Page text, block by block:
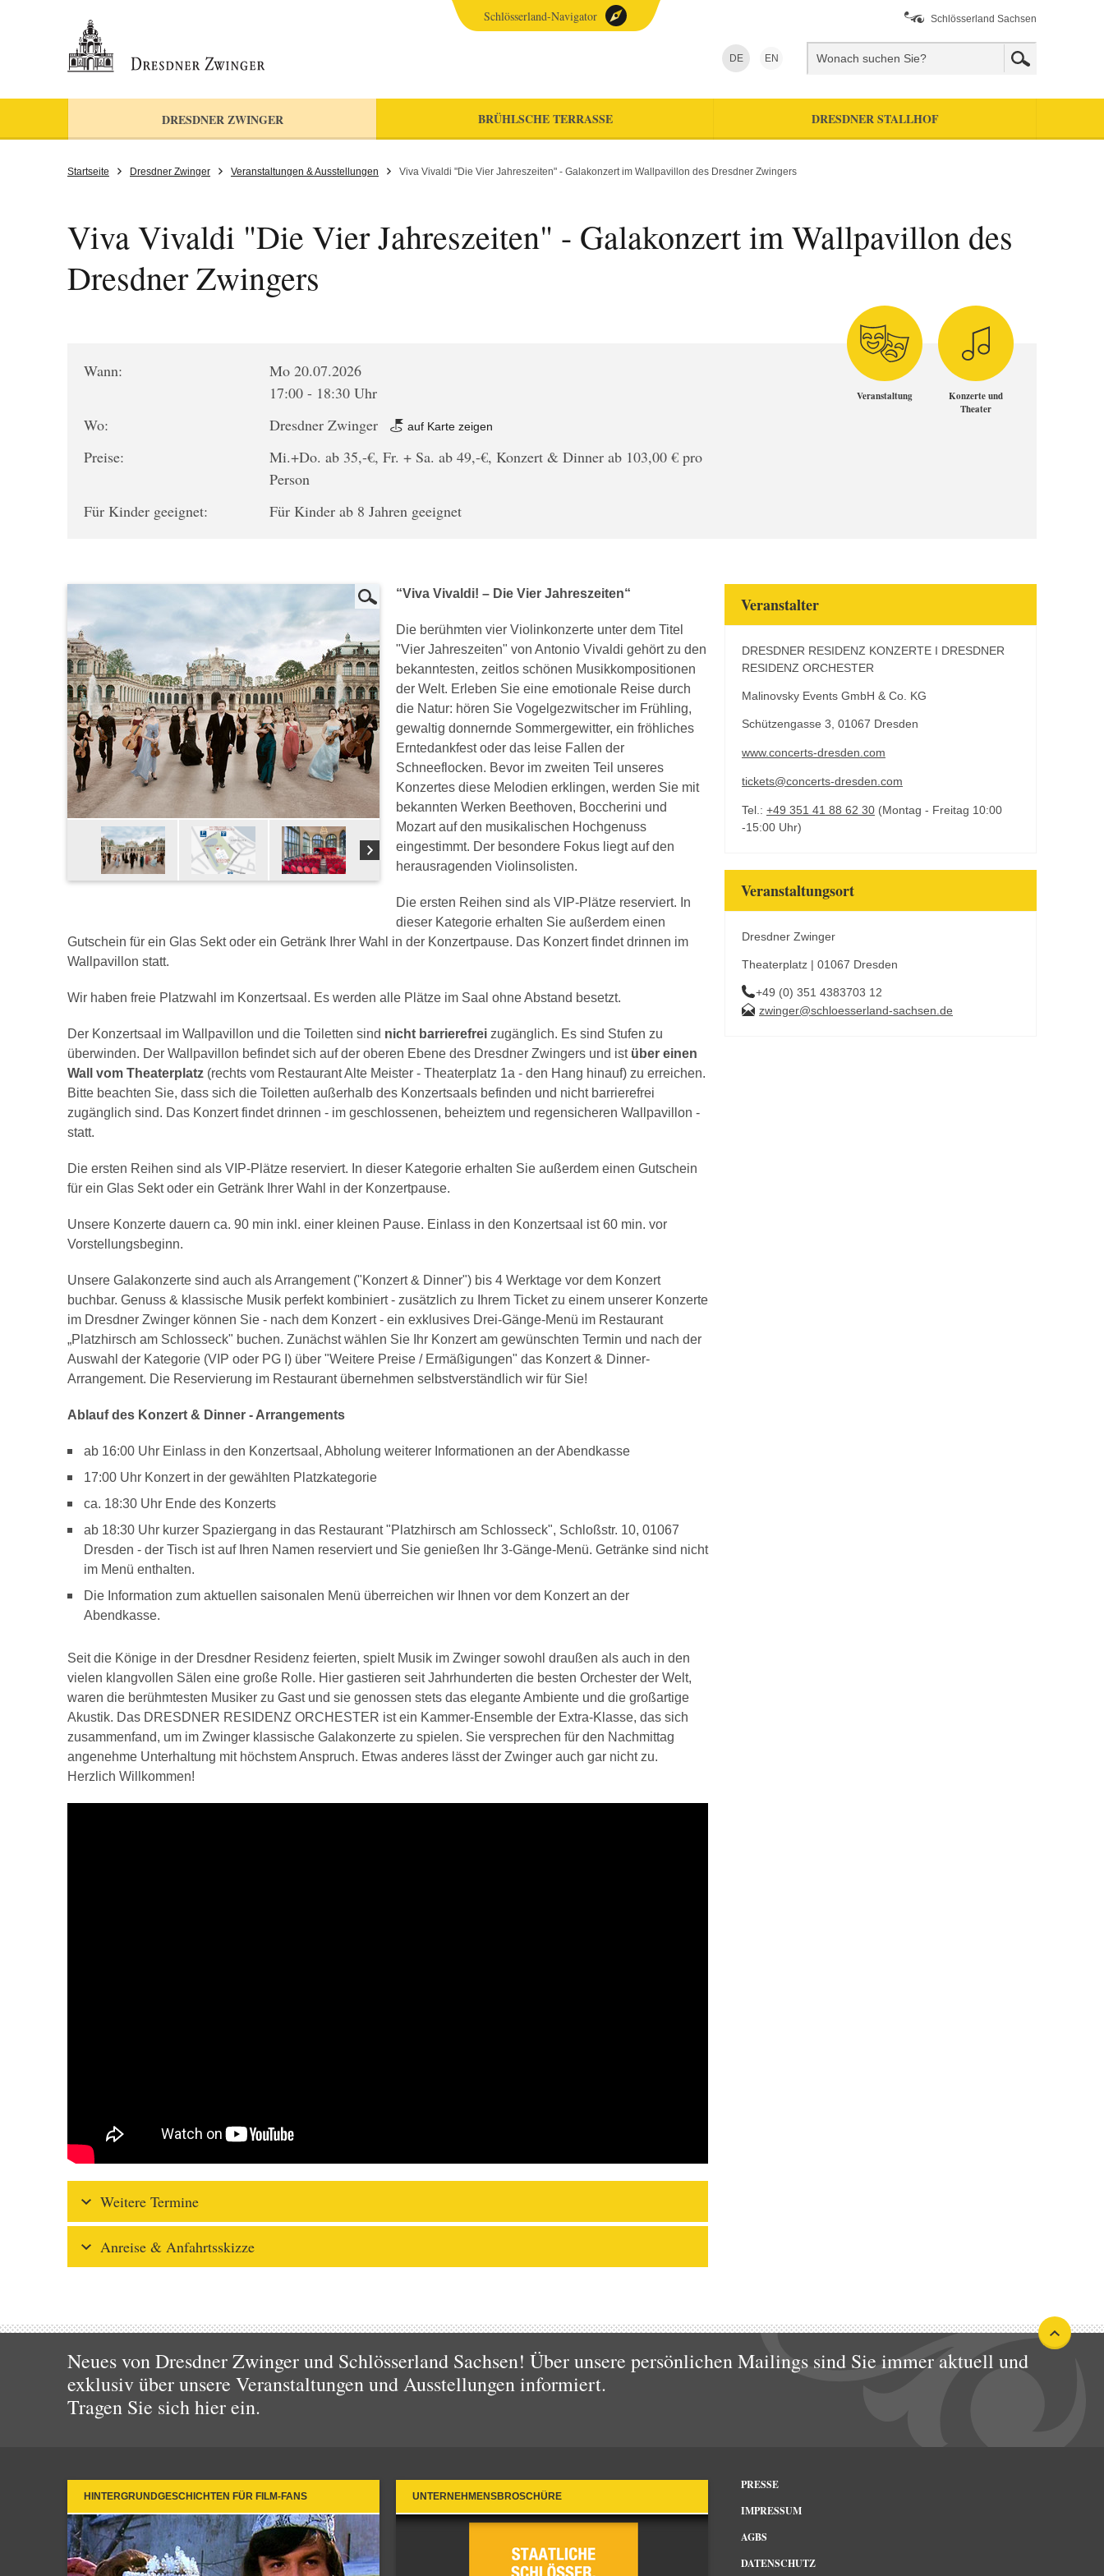
Schlösserland Sachsen
DE EN
DRESDNER ZWINGER BRÜHLSCHE TERRASSE DRESDNER STALLHOF
Schlösserland-Navigator
Startseite Dresdner Zwinger Veranstaltungen & Ausstellungen Viva Vivaldi "Die Vier Jahreszeiten" - Galakonzert im Wallpavillon des Dresdner Zwingers
Viva Vivaldi "Die Vier Jahreszeiten" - Galakonzert im Wallpavillon des
Dresdner Zwingers
Wann:
Mo 20.07.2026
17:00 - 18:30 Uhr
Wo:
Dresdner Zwinger auf Karte zeigen
Preise:
Mi.+Do. ab 35,-€, Fr. + Sa. ab 49,-€, Konzert & Dinner ab 103,00 € pro
Person
Für Kinder geeignet:
Für Kinder ab 8 Jahren geeignet
Veranstaltung
Konzerte und
Theater
“Viva Vivaldi! – Die Vier Jahreszeiten“
Die berühmten vier Violinkonzerte unter dem Titel
"Vier Jahreszeiten" von Antonio Vivaldi gehört zu den
bekanntesten, zeitlos schönen Musikkompositionen
der Welt. Erleben Sie eine emotionale Reise durch
die Natur: hören Sie Vogelgezwitscher im Frühling,
gewaltig donnernde Sommergewitter, ein fröhliches
Erntedankfest oder das leise Fallen der
Schneeflocken. Bevor im zweiten Teil unseres
Konzertes diese Melodien erklingen, werden Sie mit
bekannten Werken Beethoven, Boccherini und
Mozart auf den musikalischen Hochgenuss
eingestimmt. Der besondere Fokus liegt auf den
herausragenden Violinsolisten.
Die ersten Reihen sind als VIP-Plätze reserviert. In
dieser Kategorie erhalten Sie außerdem einen
Gutschein für ein Glas Sekt oder ein Getränk Ihrer Wahl in der Konzertpause. Das Konzert findet drinnen im
Wallpavillon statt.
Wir haben freie Platzwahl im Konzertsaal. Es werden alle Plätze im Saal ohne Abstand besetzt.
Der Konzertsaal im Wallpavillon und die Toiletten sind nicht barrierefrei zugänglich. Es sind Stufen zu
überwinden. Der Wallpavillon befindet sich auf der oberen Ebene des Dresdner Zwingers und ist über einen
Wall vom Theaterplatz (rechts vom Restaurant Alte Meister - Theaterplatz 1a - den Hang hinauf) zu erreichen.
Bitte beachten Sie, dass sich die Toiletten außerhalb des Konzertsaals befinden und nicht barrierefrei
zugänglich sind. Das Konzert findet drinnen - im geschlossenen, beheiztem und regensicheren Wallpavillon -
statt.
Die ersten Reihen sind als VIP-Plätze reserviert. In dieser Kategorie erhalten Sie außerdem einen Gutschein
für ein Glas Sekt oder ein Getränk Ihrer Wahl in der Konzertpause.
Unsere Konzerte dauern ca. 90 min inkl. einer kleinen Pause. Einlass in den Konzertsaal ist 60 min. vor
Vorstellungsbeginn.
Unsere Galakonzerte sind auch als Arrangement ("Konzert & Dinner") bis 4 Werktage vor dem Konzert
buchbar. Genuss & klassische Musik perfekt kombiniert - zusätzlich zu Ihrem Ticket zu einem unserer Konzerte
im Dresdner Zwinger können Sie - nach dem Konzert - ein exklusives Drei-Gänge-Menü im Restaurant
„Platzhirsch am Schlosseck" buchen. Zunächst wählen Sie Ihr Konzert am gewünschten Termin und nach der
Auswahl der Kategorie (VIP oder PG I) über "Weitere Preise / Ermäßigungen" das Konzert & Dinner-
Arrangement. Die Reservierung im Restaurant übernehmen selbstverständlich wir für Sie!
Ablauf des Konzert & Dinner - Arrangements
ab 16:00 Uhr Einlass in den Konzertsaal, Abholung weiterer Informationen an der Abendkasse
17:00 Uhr Konzert in der gewählten Platzkategorie
ca. 18:30 Uhr Ende des Konzerts
ab 18:30 Uhr kurzer Spaziergang in das Restaurant "Platzhirsch am Schlosseck", Schloßstr. 10, 01067
Dresden - der Tisch ist auf Ihren Namen reserviert und Sie genießen Ihr 3-Gänge-Menü. Getränke sind nicht
im Menü enthalten.
Die Information zum aktuellen saisonalen Menü überreichen wir Ihnen vor dem Konzert an der
Abendkasse.
Seit die Könige in der Dresdner Residenz feierten, spielt Musik im Zwinger sowohl draußen als auch in den
vielen klangvollen Sälen eine große Rolle. Hier gastieren seit Jahrhunderten die besten Orchester der Welt,
waren die berühmtesten Musiker zu Gast und sie genossen stets das elegante Ambiente und die großartige
Akustik. Das DRESDNER RESIDENZ ORCHESTER ist ein Kammer-Ensemble der Extra-Klasse, das sich
zusammenfand, um im Zwinger klassische Galakonzerte zu spielen. Sie versprechen für den Nachmittag
angenehme Unterhaltung mit höchstem Anspruch. Etwas anderes lässt der Zwinger auch gar nicht zu.
Herzlich Willkommen!
Weitere Termine
Anreise & Anfahrtsskizze
Veranstalter
DRESDNER RESIDENZ KONZERTE I DRESDNER
RESIDENZ ORCHESTER
Malinovsky Events GmbH & Co. KG
Schützengasse 3, 01067 Dresden
www.concerts-dresden.com
tickets@concerts-dresden.com
Tel.: +49 351 41 88 62 30 (Montag - Freitag 10:00
-15:00 Uhr)
Veranstaltungsort
Dresdner Zwinger
Theaterplatz | 01067 Dresden
+49 (0) 351 4383703 12
zwinger@schloesserland-sachsen.de
Neues von Dresdner Zwinger und Schlösserland Sachsen! Über unsere persönlichen Mailings sind Sie immer aktuell und
exklusiv über unsere Veranstaltungen und Ausstellungen informiert.
Tragen Sie sich hier ein.
HINTERGRUNDGESCHICHTEN FÜR FILM-FANS UNTERNEHMENSBROSCHÜRE
PRESSE
IMPRESSUM
AGBS
DATENSCHUTZ